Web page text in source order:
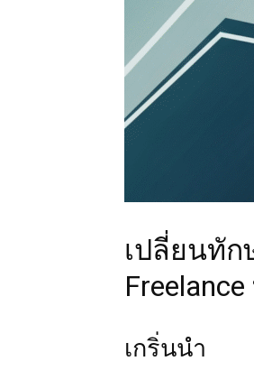
เปลี่ยนทัก
เกริ่นนำ